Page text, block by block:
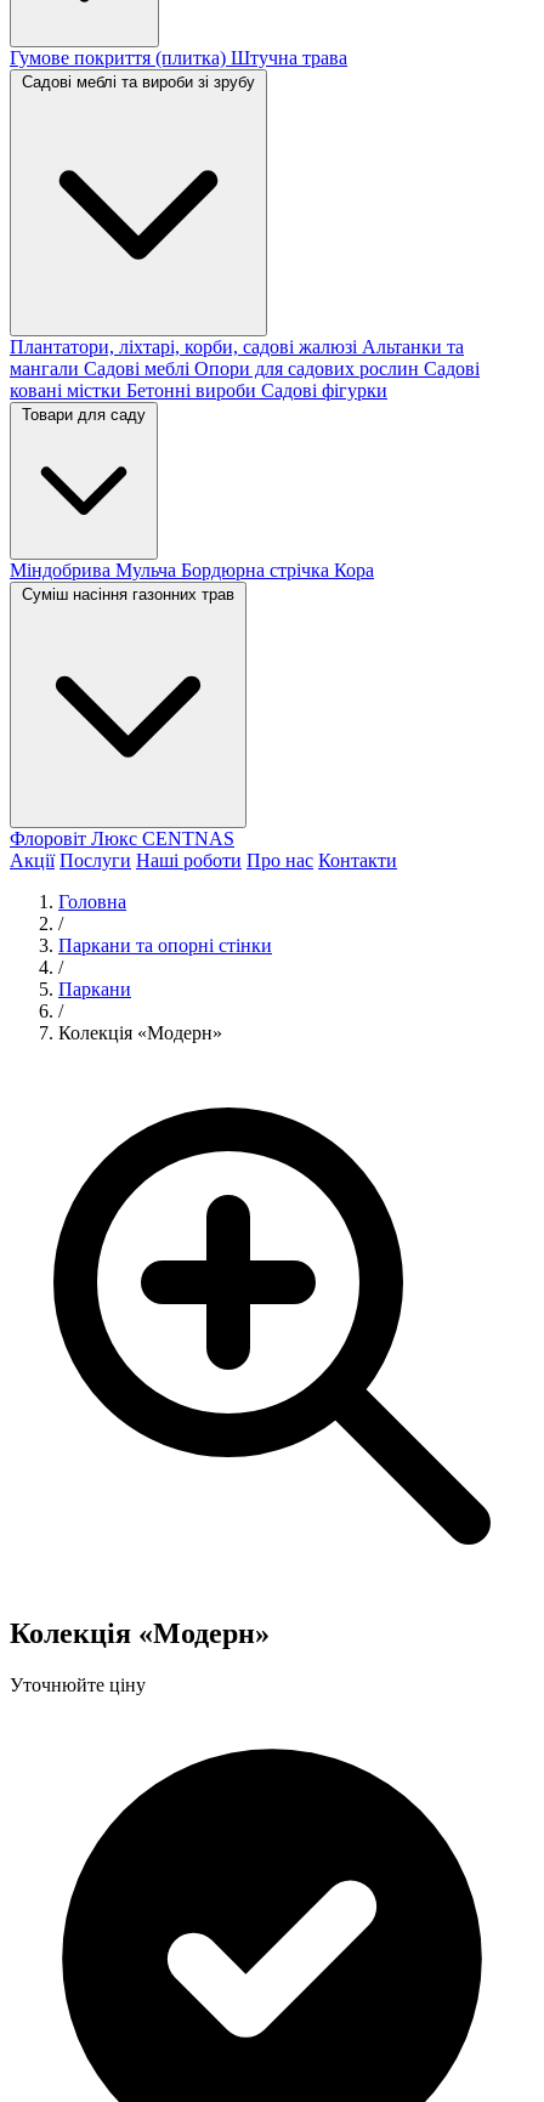
Гумове покриття (плитка) Штучна трава
Садові меблі та вироби зі зрубу
Плантатори, ліхтарі, корби, садові жалюзі Альтанки та
мангали Садові меблі Опори для садових рослин Садові
ковані містки Бетонні вироби Садові фігурки
Товари для саду
Міндобрива Мульча Бордюрна стрічка Кора
Суміш насіння газонних трав
Флоровіт Люкс СENTNAS
Акції Послуги Наші роботи Про нас Контакти
Головна
/
Паркани та опорні стінки
/
Паркани
/
Колекція «Модерн»
Колекція «Модерн»
Уточнюйте ціну